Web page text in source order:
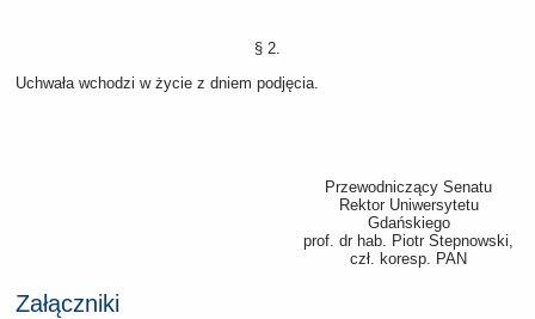
§ 2.
Uchwała wchodzi w życie z dniem podjęcia.
Przewodniczący Senatu
Rektor Uniwersytetu
Gdańskiego
prof. dr hab. Piotr Stepnowski,
czł. koresp. PAN
Załączniki